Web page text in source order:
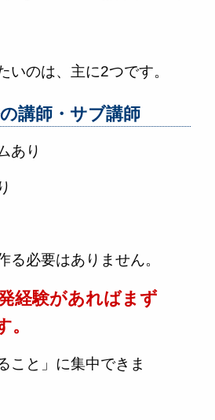
いのは、主に2つです。
講師・サブ講師
あり
る必要はありません。
経験があればまず
。
こと」に集中できま